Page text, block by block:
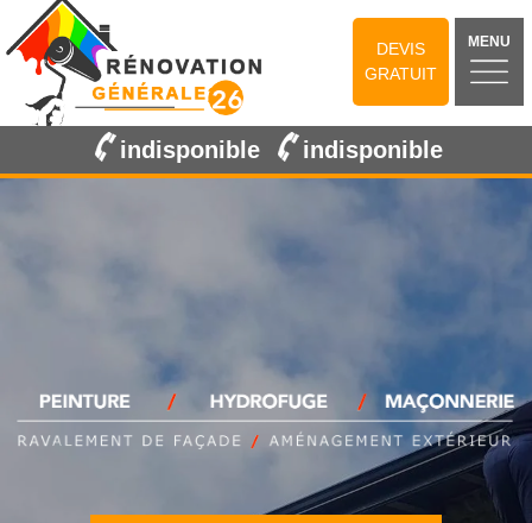
DEVIS
GRATUIT
MENU
indisponible indisponible